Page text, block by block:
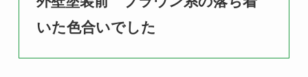
いた色合いでした